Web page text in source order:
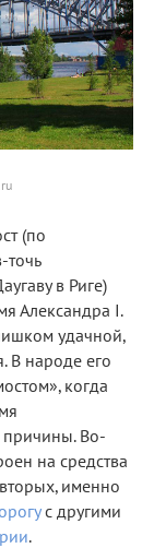
(по
точь
в Риге)
Александра I.
удачной,
В народе его
когда
причины. Во-
на средства
именно
с другими
.